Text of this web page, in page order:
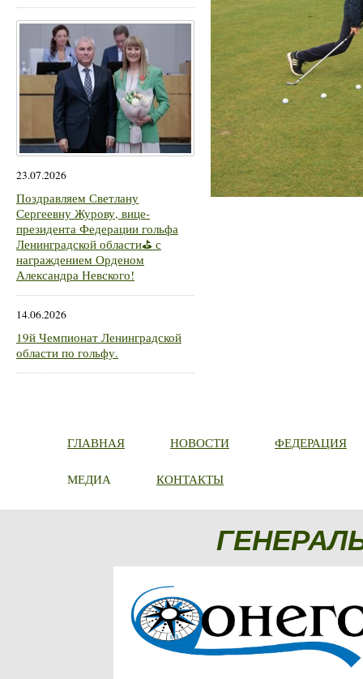
23.07.2026
Поздравляем Светлану
Сергеевну Журову, вице-
президента Федерации гольфа
Ленинградской области⛳ с
награждением Орденом
Александра Невского!
14.06.2026
19й Чемпионат Ленинградской
области по гольфу.
ГЛАВНАЯ НОВОСТИ ФЕДЕРАЦИЯ
МЕДИА КОНТАКТЫ